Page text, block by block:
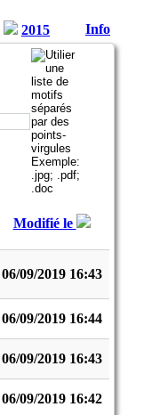
2015 Info
Modifié le
06/09/2019 16:43
06/09/2019 16:44
06/09/2019 16:43
06/09/2019 16:42